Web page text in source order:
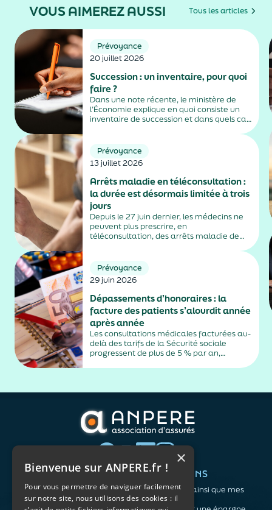
VOUS AIMEREZ AUSSI Tous les articles
Prévoyance
20 juillet 2026
Succession : un inventaire, pour quoi
faire ?
Dans une note récente, le ministère de
l’Économie explique en quoi consiste un
inventaire de succession et dans quels cas
Prévoyance
13 juillet 2026
Arrêts maladie en téléconsultation :
la durée est désormais limitée à trois
jours
Depuis le 27 juin dernier, les médecins ne
peuvent plus prescrire, en
téléconsultation, des arrêts maladie de
sociales et fiscales, s'inscrit dans un
durcissement plus...
Prévoyance
29 juin 2026
Dépassements d’honoraires : la
facture des patients s’alourdit année
après année
Les consultations médicales facturées au-
delà des tarifs de la Sécurité sociale
progressent de plus de 5 % par an,
alimentés par la montée en puissance des
QUI SOMMES-NOUS ?
L'association
Notre organisation
VOS BESOINS
Me protéger ainsi que mes
proches
×
Bienvenue sur ANPERE.fr !
Pour vous permettre de naviguer facilement
sur notre site, nous utilisons des cookies : il